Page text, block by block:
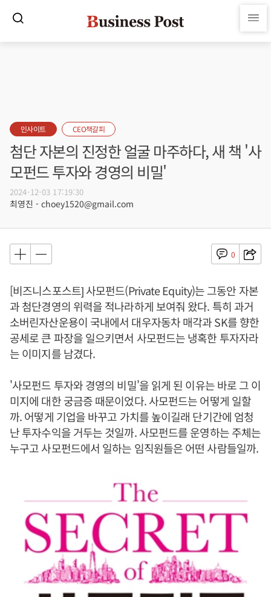
인사이트 CEO책갈피
첨단 자본의 진정한 얼굴 마주하다, 새 책 '사
모펀드 투자와 경영의 비밀'
2024-12-03 17:19:30
최영진 - choey1520@gmail.com
0
[비즈니스포스트] 사모펀드(Private Equity)는 그동안 자본
과 첨단경영의 위력을 적나라하게 보여줘 왔다. 특히 과거
소버린자산운용이 국내에서 대우자동차 매각과 SK를 향한
공세로 큰 파장을 일으키면서 사모펀드는 냉혹한 투자자라
는 이미지를 남겼다.
'사모펀드 투자와 경영의 비밀'을 읽게 된 이유는 바로 그 이
미지에 대한 궁금증 때문이었다. 사모펀드는 어떻게 일할
까. 어떻게 기업을 바꾸고 가치를 높이길래 단기간에 엄청
난 투자수익을 거두는 것일까. 사모펀드를 운영하는 주체는
누구고 사모펀드에서 일하는 임직원들은 어떤 사람들일까.